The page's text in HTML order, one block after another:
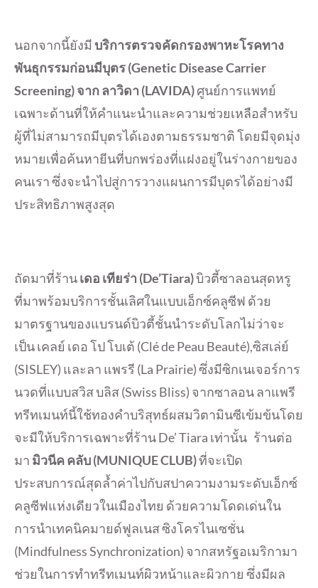
นอกจากนี้ยังมีบริการตรวจคัดกรองพาหะโรคทาง
พันธุกรรมก่อนมีบุตร(Genetic Disease Carrier
Screening) จาก ลาวิดา (LAVIDA)ศูนย์การแพทย์
เฉพาะด้านที่ให้คำแนะนำและความช่วยเหลือสำหรับ
ผู้ที่ไม่สามารถมีบุตรได้เองตามธรรมชาติ โดยมีจุดมุ่ง
หมายเพื่อค้นหายีนที่บกพร่องที่แฝงอยู่ในร่างกายของ
คนเรา ซึ่งจะนำไปสู่การวางแผนการมีบุตรได้อย่างมี
ประสิทธิภาพสูงสุด
ถัดมาที่ร้านเดอ เทียร่า (De’Tiara)บิวตี้ซาลอนสุดหรู
ที่มาพร้อมบริการชั้นเลิศในแบบเอ็กซ์คลูซีฟ ด้วย
มาตรฐานของแบรนด์บิวตี้ชั้นนำระดับโลกไม่ว่าจะ
เป็น เคลย์ เดอ โป โบเต้ (Clé de Peau Beauté),ซิสเล่ย์
(SISLEY) และลา แพรรี (La Prairie) ซึ่งมีซิกเนเจอร์การ
นวดที่แบบสวิส บลิส (Swiss Bliss) จากซาลอน ลาแพรี
ทรีทเมนท์นี้ใช้ทองคำบริสุทธ์ผสมวิตามินซีเข้มข้นโดย
จะมีให้บริการเฉพาะที่ร้าน De’ Tiara เท่านั้น ร้านต่อ
มา มิวนีค คลับ(MUNIQUE CLUB)ที่จะเปิด
ประสบการณ์สุดล้ำค่าไปกับสปาความงามระดับเอ็กซ์
คลูซีฟแห่งเดียวในเมืองไทย ด้วยความโดดเด่นใน
การนำเทคนิคมายด์ฟูลเนส ซิงโครไนเซชั่น
(Mindfulness Synchronization) จากสหรัฐอเมริกามา
ช่วยในการทำทรีทเมนท์ผิวหน้าและผิวกาย ซึ่งมีผล